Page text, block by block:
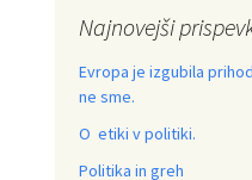
Najnovejši
Evropa je izgubila
ne sme.
O etiki v politiki.
Politika in greh